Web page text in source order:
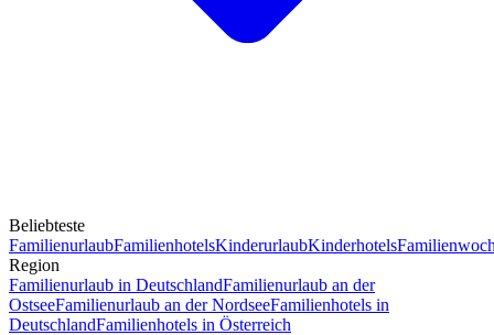
Beliebteste
FamilienurlaubFamilienhotelsKinderurlaubKinderhotels
Region
Familienurlaub in DeutschlandFamilienurlaub an der
OstseeFamilienurlaub an der NordseeFamilienhotels in
DeutschlandFamilienhotels in Österreich